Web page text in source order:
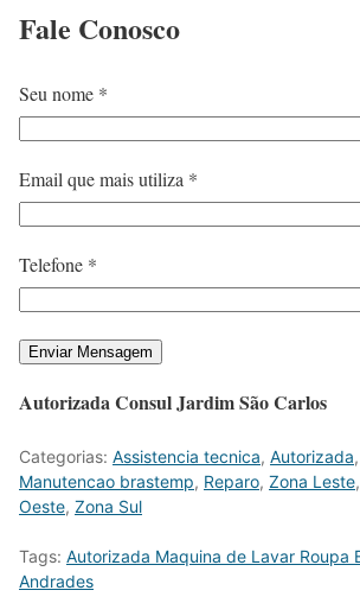
Fale Conosco
Seu nome *
Email que mais utiliza *
Telefone *
Autorizada Consul Jardim São Carlos
Categorias: Assistencia tecnica, Autorizada,
Manutencao brastemp, Reparo, Zona Leste,
Oeste, Zona Sul
Tags: Autorizada Maquina de Lavar Roupa
Andrades